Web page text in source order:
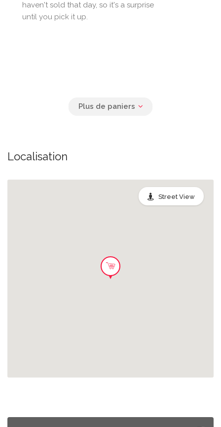
haven't sold that day, so it's a surprise
until you pick it up.
Localisation
Street View